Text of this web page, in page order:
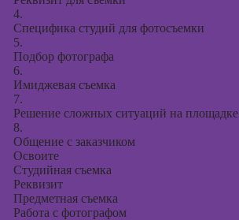
4.
Специфика студий для фотосъемки
5.
Подбор фотографа
6.
Имиджевая съемка
7.
Решение сложных ситуаций на площадке
8.
Общение с заказчиком
Освоите
Студийная съемка
Реквизит
Предметная съемка
Работа с фотографом